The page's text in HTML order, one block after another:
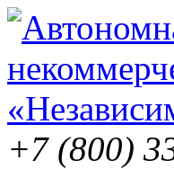
+7 (800)